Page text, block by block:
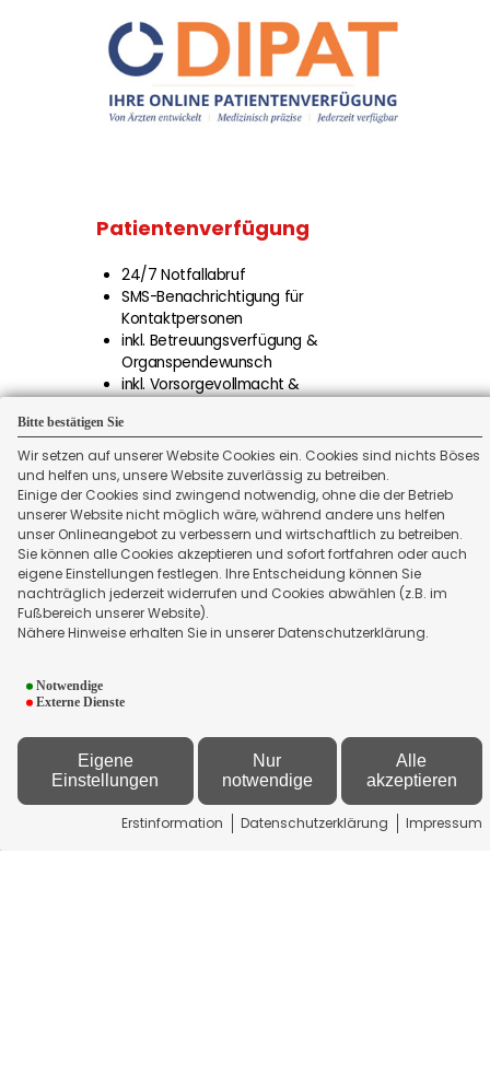
Bitte bestätigen Sie
Wir setzen auf unserer Website Cookies ein. Cookies sind nichts Böses
und helfen uns, unsere Website zuverlässig zu betreiben.
Einige der Cookies sind zwingend notwendig, ohne die der Betrieb
unserer Website nicht möglich wäre, während andere uns helfen
unser Onlineangebot zu verbessern und wirtschaftlich zu betreiben.
Sie können alle Cookies akzeptieren und sofort fortfahren oder auch
eigene Einstellungen festlegen. Ihre Entscheidung können Sie
nachträglich jederzeit widerrufen und Cookies abwählen (z.B. im
Fußbereich unserer Website).
Nähere Hinweise erhalten Sie in unserer Datenschutzerklärung.
Notwendige
Externe Dienste
Eigene
Einstellungen
Nur
notwendige
Alle
akzeptieren
Erstinformation Datenschutzerklärung Impressum
Patienten­verfügung
24/7 Notfallabruf
SMS-Benachrichtigung für
Kontaktpersonen
inkl. Betreuungsverfügung &
Organspendewunsch
inkl. Vorsorgevollmacht &
Erinnerungen zur Aktualisierung
WEITER
GS Franken Kapital
Management GmbH & Co. KG
Am Zellenrain 48
97956 Werbach
+49 9349 9286801